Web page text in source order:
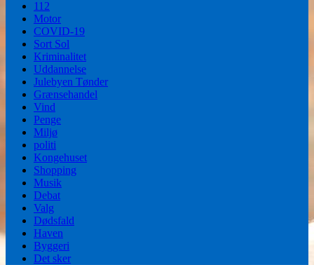
112
Motor
COVID-19
Sort Sol
Kriminalitet
Uddannelse
Julebyen Tønder
Grænsehandel
Vind
Penge
Miljø
politi
Kongehuset
Shopping
Musik
Debat
Valg
Dødsfald
Haven
Byggeri
Det sker